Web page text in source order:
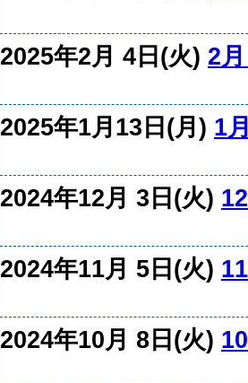
2025年2月 4日(火) 2
2025年1月13日(月) 1
2024年12月 3日(火)
2024年11月 5日(火)
2024年10月 8日(火)